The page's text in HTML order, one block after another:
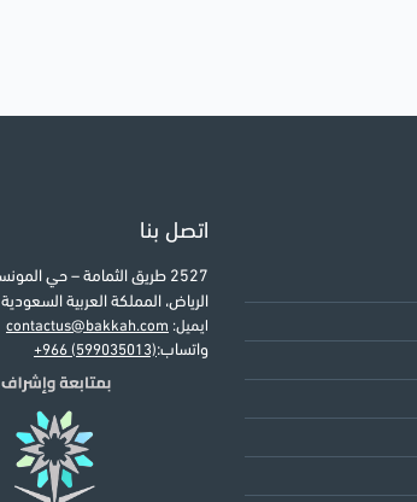
اتصل بنا
2527 طريق الثمامة – حي المونسية
الرياض، المملكة العربية السعودية
ايميل: contactus@bakkah.com
واتساب:+966 (599035013)